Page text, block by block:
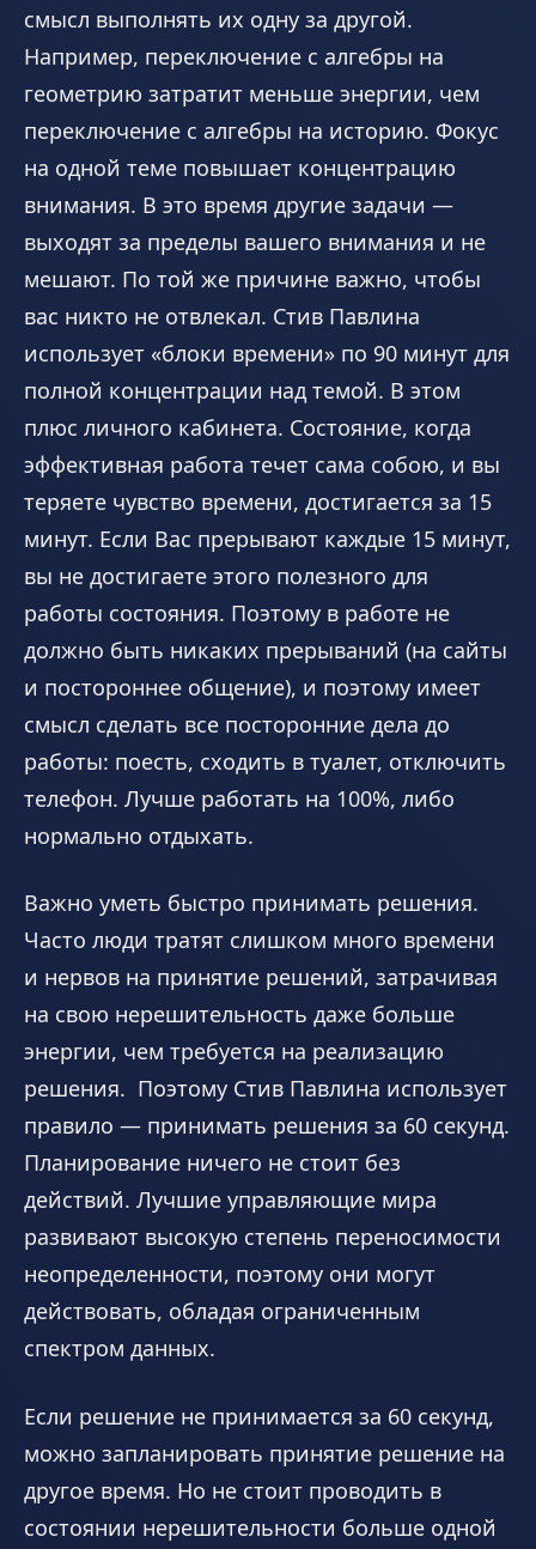
смысл выполнять их одну за другой.
Например, переключение с алгебры на
геометрию затратит меньше энергии, чем
переключение с алгебры на историю. Фокус
на одной теме повышает концентрацию
внимания. В это время другие задачи —
выходят за пределы вашего внимания и не
мешают. По той же причине важно, чтобы
вас никто не отвлекал. Стив Павлина
использует «блоки времени» по 90 минут для
полной концентрации над темой. В этом
плюс личного кабинета. Состояние, когда
эффективная работа течет сама собою, и вы
теряете чувство времени, достигается за 15
минут. Если Вас прерывают каждые 15 минут,
вы не достигаете этого полезного для
работы состояния. Поэтому в работе не
должно быть никаких прерываний (на сайты
и постороннее общение), и поэтому имеет
смысл сделать все посторонние дела до
работы: поесть, сходить в туалет, отключить
телефон. Лучше работать на 100%, либо
нормально отдыхать.
Важно уметь быстро принимать решения.
Часто люди тратят слишком много времени
и нервов на принятие решений, затрачивая
на свою нерешительность даже больше
энергии, чем требуется на реализацию
решения. Поэтому Стив Павлина использует
правило — принимать решения за 60 секунд.
Планирование ничего не стоит без
действий. Лучшие управляющие мира
развивают высокую степень переносимости
неопределенности, поэтому они могут
действовать, обладая ограниченным
спектром данных.
Если решение не принимается за 60 секунд,
можно запланировать принятие решение на
другое время. Но не стоит проводить в
состоянии нерешительности больше одной